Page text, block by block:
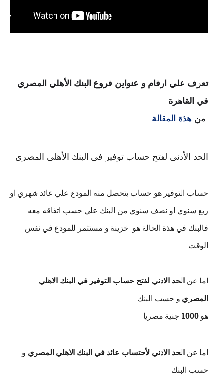
تعرف علي ارقام و عنواين فروع البنك الأهلي المصري
في القاهرة
من هذة المقالة
الحد الأدني لفتح حساب توفير في البنك الأهلي المصري
حساب التوفير هو حساب يتحصل منه المودع علي عائد شهري او
ربع سنوي او نصف سنوي من البنك علي حسب اتفاقه معه
فالبنك في هذة الحالة هو خزينة و مستثمر للمودع في نفس
الوقت
اما عن الحد الادني لفتح حساب التوفير في البنك الاهلي
المصري و حسب البنك
هو 1000 جنية مصريا
اما عن الحد الادني لأحتساب عائد في البنك الاهلي المصري و
حسب البنك